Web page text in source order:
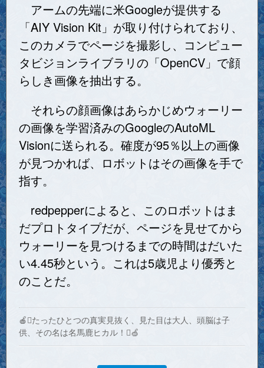
アームの先端に米Googleが提供する
「AIY Vision Kit」が取り付けられており、
このカメラでページを撮影し、コンピュー
タビジョンライブラリの「OpenCV」で顔
らしき画像を抽出する。
それらの顔画像はあらかじめウォーリー
の画像を学習済みのGoogleのAutoML
Visionに送られる。確度が95％以上の画像
が見つかれば、ロボットはその画像を手で
指す。
redpepperによると、このロボットはま
だプロトタイプだが、ページを見せてから
ウォーリーを見つけるまでの時間はだいた
い4.45秒という。これは5歳児より優秀と
のことだ。
🍎たったひとつの真実見抜く、見た目は大人、頭脳は子
供、その名は名馬鹿ヒカル！🍏